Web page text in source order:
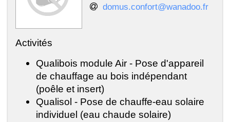
domus.confort@wanadoo.fr
Activités
Qualibois module Air - Pose d'appareil
de chauffage au bois indépendant
(poêle et insert)
Qualisol - Pose de chauffe-eau solaire
individuel (eau chaude solaire)